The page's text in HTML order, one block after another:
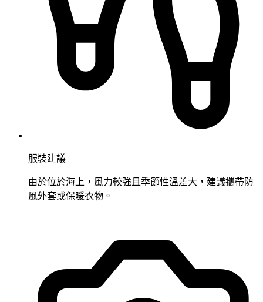
服裝建議
由於位於海上，風力較強且季節性溫差大，建議攜帶防
風外套或保暖衣物。